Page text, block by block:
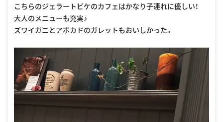
こちらのジェラートピケのカフェはかなり子連れに優しい！
大人のメニューも充実♪
ズワイガニとアボカドのガレットもおいしかった。